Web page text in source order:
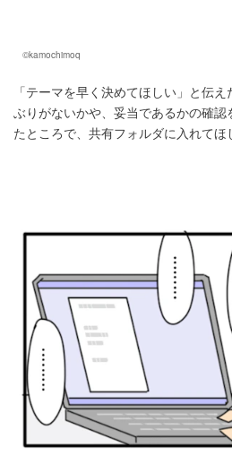
©kamochimoq
「テーマを早く決めてほしい」と伝
ぶりがないかや、妥当であるかの確
たところで、共有フォルダに入れてほ